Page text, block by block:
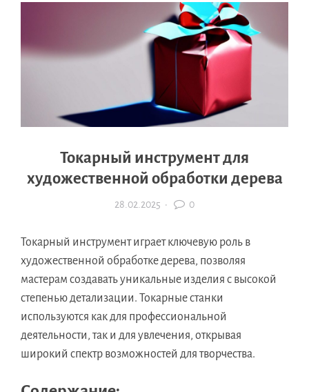
Токарный инструмент для
художественной обработки дерева
28.02.2025 · 0
Токарный инструмент играет ключевую роль в
художественной обработке дерева, позволяя
мастерам создавать уникальные изделия с высокой
степенью детализации. Токарные станки
используются как для профессиональной
деятельности, так и для увлечения, открывая
широкий спектр возможностей для творчества.